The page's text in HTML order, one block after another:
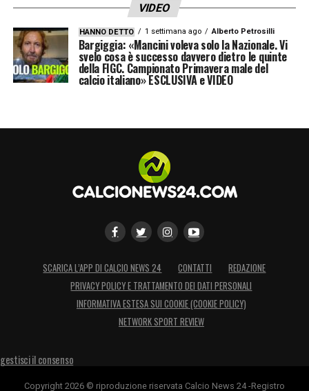
VIDEO
HANNO DETTO 1 settimana ago Alberto Petrosilli
Bargiggia: «Mancini voleva solo la Nazionale. Vi
svelo cosa è successo davvero dietro le quinte
della FIGC. Campionato Primavera male del
calcio italiano» ESCLUSIVA e VIDEO
SCARICA L’APP DI CALCIO NEWS 24 CONTATTI
REDAZIONE
PRIVACY POLICY E TRATTAMENTO DEI DATI PERSONALI
INFORMATIVA ESTESA SUI COOKIE (COOKIE POLICY)
NETWORK SPORT REVIEW
gestisci il consenso
Copyright 2026 © riproduzione riservata Calcio News 24 -Registro